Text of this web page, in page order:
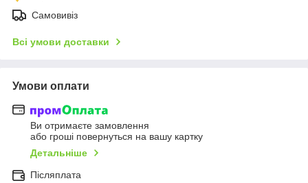
Самовивіз
Всі умови доставки
Умови оплати
Ви отримаєте замовлення
або гроші повернуться на вашу картку
Детальніше
Післяплата